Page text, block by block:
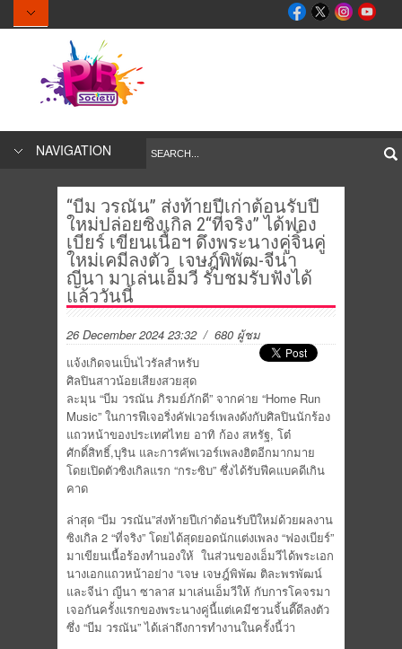
NAVIGATION
“บีม วรณัน” ส่งท้ายปีเก่าต้อนรับปี
ใหม่ปล่อยซิงเกิล 2“ที่จริง” ได้ฟอง
เบียร์ เขียนเนื้อฯ ดึงพระนางคู่จิ้นคู่
ใหม่เคมีลงตัว เจษฎ์พิพัฒ-จีน่า
ญีนา มาเล่นเอ็มวี รับชมรับฟังได้
แล้ววันนี้
26 December 2024 23:32/ 680 ผู้ชม
แจ้งเกิดจนเป็นไวรัลสำหรับ
ศิลปินสาวน้อยเสียงสวยสุด
ละมุน “บีม วรณัน ภิรมย์ภักดี” จากค่าย “Home Run
Music” ในการฟีเจอริ่งคัฟเวอร์เพลงดังกับศิลปินนักร้อง
แถวหน้าของประเทศไทย อาทิ ก้อง สหรัฐ, โต๋
ศักดิ์สิทธิ์,บุริน และการคัพเวอร์เพลงฮิตอีกมากมาย
โดยเปิดตัวซิงเกิลแรก “กระซิบ” ซึ่งได้รับฟีคแบคดีเกิน
คาด
ล่าสุด “บีม วรณัน”ส่งท้ายปีเก่าต้อนรับปีใหม่ด้วยผลงาน
ซิงเกิล 2 “ที่จริง” โดยได้สุดยอดนักแต่งเพลง “ฟองเบียร์”
มาเขียนเนื้อร้องทำนองให้ ในส่วนของเอ็มวีได้พระเอก
นางเอกแถวหน้าอย่าง “เจษ เจษฎ์พิพัฒ ติละพรพัฒน์
และจีน่า ญีนา ซาลาส มาเล่นเอ็มวีให้ กับการโคจรมา
เจอกันครั้งแรกของพระนางคู่นี้แต่เคมีชวนจิ้นดี๊ดีลงตัว
ซึ่ง “บีม วรณัน” ได้เล่าถึงการทำงานในครั้งนี้ว่า